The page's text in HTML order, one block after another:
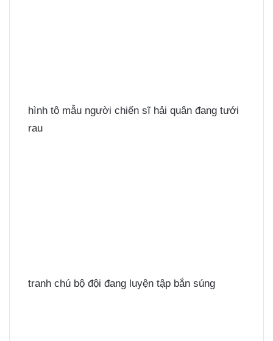
hình tô mẫu người chiến sĩ hải quân đang tưới
rau
tranh chú bộ đội đang luyện tập bắn súng